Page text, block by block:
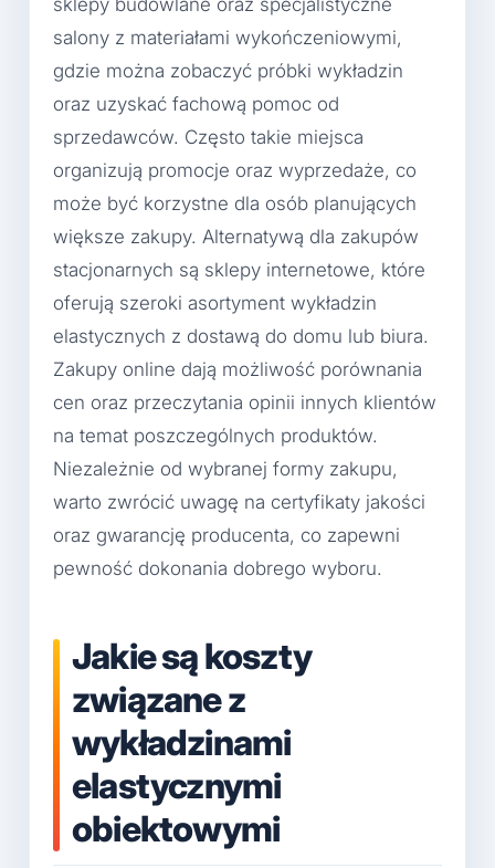
sklepy budowlane oraz specjalistyczne
salony z materiałami wykończeniowymi,
gdzie można zobaczyć próbki wykładzin
oraz uzyskać fachową pomoc od
sprzedawców. Często takie miejsca
organizują promocje oraz wyprzedaże, co
może być korzystne dla osób planujących
większe zakupy. Alternatywą dla zakupów
stacjonarnych są sklepy internetowe, które
oferują szeroki asortyment wykładzin
elastycznych z dostawą do domu lub biura.
Zakupy online dają możliwość porównania
cen oraz przeczytania opinii innych klientów
na temat poszczególnych produktów.
Niezależnie od wybranej formy zakupu,
warto zwrócić uwagę na certyfikaty jakości
oraz gwarancję producenta, co zapewni
pewność dokonania dobrego wyboru.
Jakie są koszty
związane z
wykładzinami
elastycznymi
obiektowymi